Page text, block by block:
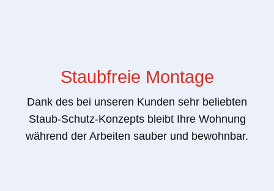
Staubfreie Montage
Dank des bei unseren Kunden sehr beliebten
Staub-Schutz-Konzepts bleibt Ihre Wohnung
während der Arbeiten sauber und bewohnbar.